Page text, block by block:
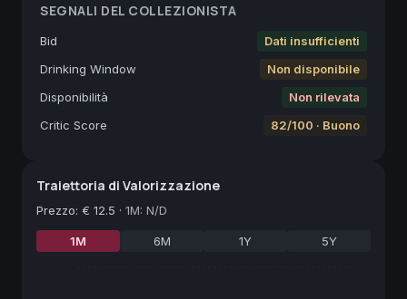
SEGNALI DEL COLLEZIONISTA
Bid
Dati insufficienti
Drinking Window
Non disponibile
Disponibilità
Non rilevata
Critic Score
82/100 · Buono
Traiettoria di Valorizzazione
Prezzo: € 12.5 · 1M: N/D
1M 6M 1Y 5Y